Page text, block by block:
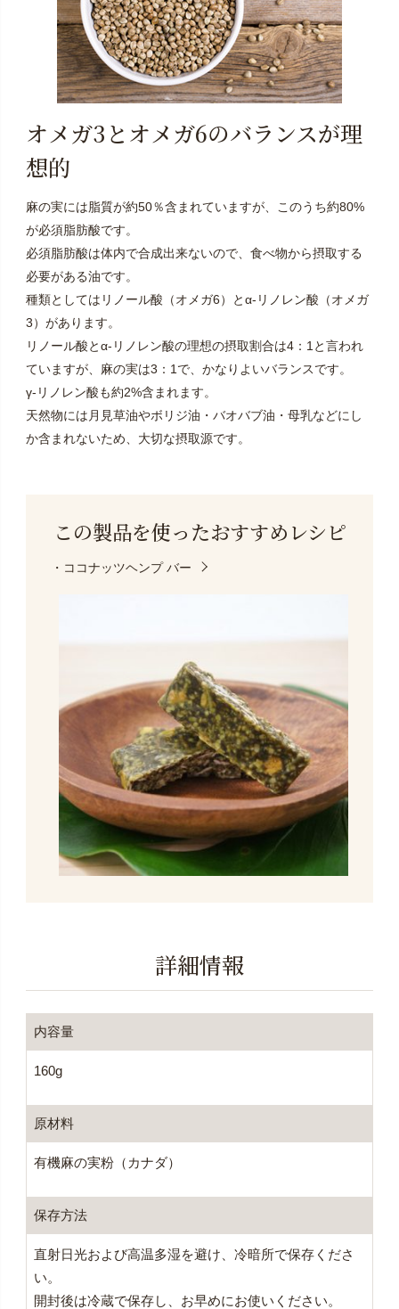
オメガ3とオメガ6のバランスが理
想的
麻の実には脂質が約50％含まれていますが、このうち約80%
が必須脂肪酸です。
必須脂肪酸は体内で合成出来ないので、食べ物から摂取する
必要がある油です。
種類としてはリノール酸（オメガ6）とα-リノレン酸（オメガ
3）があります。
リノール酸とα-リノレン酸の理想の摂取割合は4：1と言われ
ていますが、麻の実は3：1で、かなりよいバランスです。
γ-リノレン酸も約2%含まれます。
天然物には月見草油やボリジ油・バオバブ油・母乳などにし
か含まれないため、大切な摂取源です。
この製品を使ったおすすめレシピ
・ココナッツヘンプ バー
詳細情報
内容量
160g
原材料
有機麻の実粉（カナダ）
保存方法
直射日光および高温多湿を避け、冷暗所で保存くださ
い。
開封後は冷蔵で保存し、お早めにお使いください。